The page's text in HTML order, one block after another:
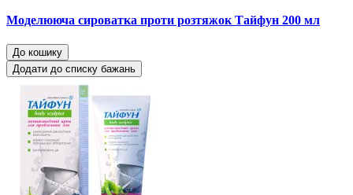
Моделююча сироватка проти розтяжок Тайфун 200 мл
До кошику
Додати до списку бажань